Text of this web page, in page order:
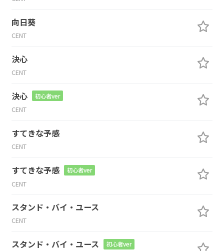
向日葵
CENT
決心
CENT
決心 初心者ver
CENT
すてきな予感
CENT
すてきな予感 初心者ver
CENT
スタンド・バイ・ユース
CENT
スタンド・バイ・ユース 初心者ver